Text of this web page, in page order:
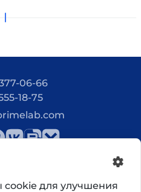
06-66
18-75
для улучшения